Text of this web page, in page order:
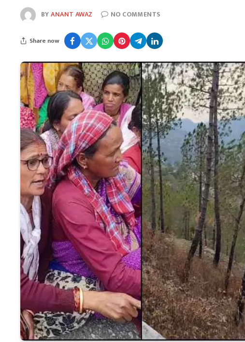
BYANANT AWAZ NO COMMENTS
Share now